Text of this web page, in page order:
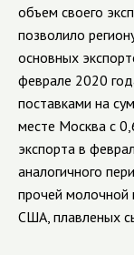
объем своего
позволило
основных
феврале 2020
поставками на
месте Москва с
экспорта в
аналогичного
прочей
США, плавленых